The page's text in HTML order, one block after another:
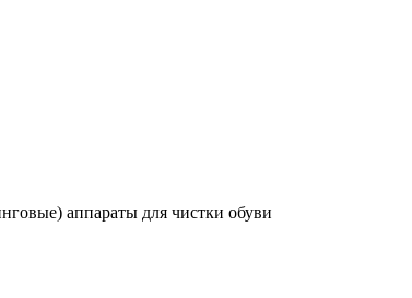
аппараты для чистки обуви